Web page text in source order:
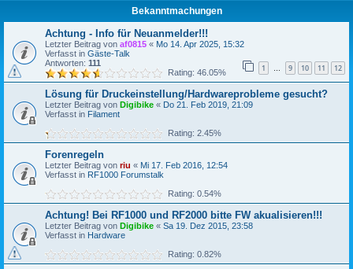
Bekanntmachungen
Achtung - Info für Neuanmelder!!!
Letzter Beitrag von af0815 « Mo 14. Apr 2025, 15:32
Verfasst in Gäste-Talk
Antworten: 111 1 … 9 10 11 12
Rating: 46.05%
Lösung für Druckeinstellung/Hardwareprobleme gesucht?
Letzter Beitrag von Digibike « Do 21. Feb 2019, 21:09
Verfasst in Filament
Rating: 2.45%
Forenregeln
Letzter Beitrag von riu « Mi 17. Feb 2016, 12:54
Verfasst in RF1000 Forumstalk
Rating: 0.54%
Achtung! Bei RF1000 und RF2000 bitte FW akualisieren!!!
Letzter Beitrag von Digibike « Sa 19. Dez 2015, 23:58
Verfasst in Hardware
Rating: 0.82%